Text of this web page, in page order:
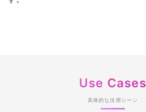
Use Cases
具体的な活用シーン